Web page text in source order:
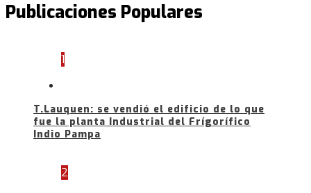
Publicaciones Populares
1
T.Lauquen: se vendió el edificio de lo que
fue la planta Industrial del Frígorífico
Indio Pampa
2